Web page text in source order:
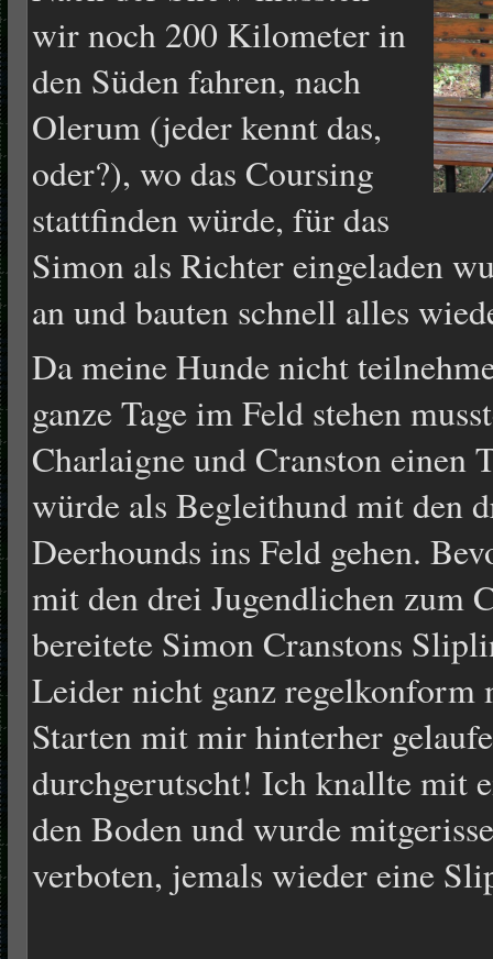
wir noch 200 Kilometer in
den Süden fahren, nach
Olerum (jeder kennt das,
oder?), wo das Coursing
stattfinden würde, für das
Simon als Richter eingeladen
an und bauten schnell alles
Da meine Hunde nicht
ganze Tage im Feld stehen
Charlaigne und Cranston einen
würde als Begleithund mit den
Deerhounds ins Feld gehen.
mit den drei Jugendlichen zum
bereitete Simon Cranstons
Leider nicht ganz regelkonform
Starten mit mir hinterher
durchgerutscht! Ich knallte mit
den Boden und wurde
verboten, jemals wieder eine